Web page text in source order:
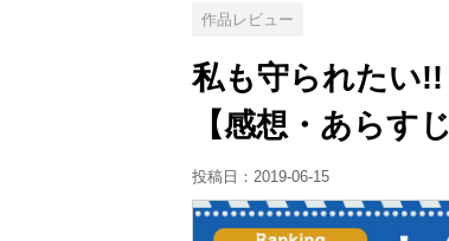
作品レビュー
私も守られたい
【感想・あらすじ
投稿日： 2019-06-15